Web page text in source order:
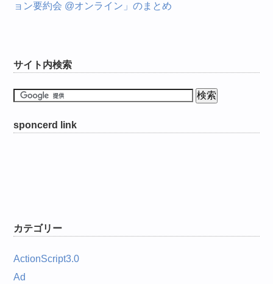
ョン要約会 @オンライン」のまとめ
サイト内検索
sponcerd link
カテゴリー
ActionScript3.0
Ad